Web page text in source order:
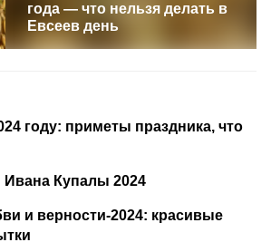
года — что нельзя делать в
Евсеев день
году: приметы праздника, что
Ивана Купалы 2024
и верности-2024: красивые